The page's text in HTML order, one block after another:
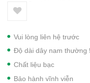
Vui lòng liên hệ trước
Độ dài dây nam thường
Chất liệu bạc
Bảo hành vĩnh viễn